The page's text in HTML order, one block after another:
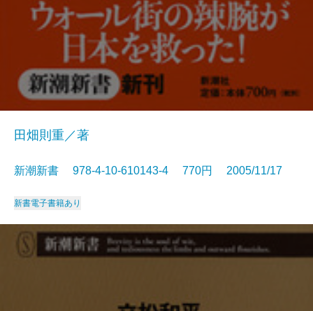
田畑則重／著
新潮新書 978-4-10-610143-4 770円 2005/11/17
新書電子書籍あり